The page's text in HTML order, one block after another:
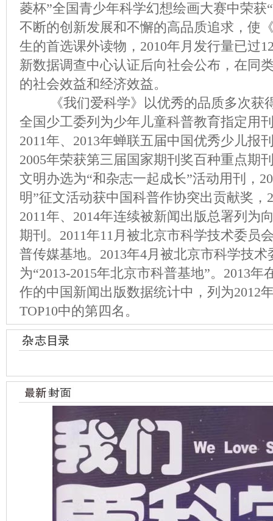
菱杯”全国青少年科学幻想绘画大赛中荣获
不断的创新发展和不懈的高品质追求，使
生的首选课外读物，2010年月发行量已过
新数据调查中心认证后向社会公布，在同
的社会效益和经济效益。
《我们爱科学》以优秀的品质多次获
全国少工委列为少年儿童科普教育指定用
2011年、2013年蝉联五届中国优秀少儿报
2005年荣获第三届国家期刊奖百种重点期
文明办选为“和杂志一起成长”活动用刊，
明”征文活动获中国科普作协突出贡献奖，
2011年、2014年连续被新闻出版总署列为
期刊。2011年11月被北京市科学技术委员
普传媒基地。2013年4月被北京市科学技
为“2013-2015年北京市科普基地”。2013
作的中国新闻出版数据统计中，列为2012
TOP10中的第四名。